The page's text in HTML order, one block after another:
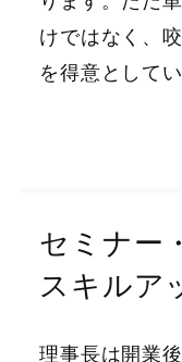
けではなく、
を得意としてい
セミナー
スキルア
理事長は開業